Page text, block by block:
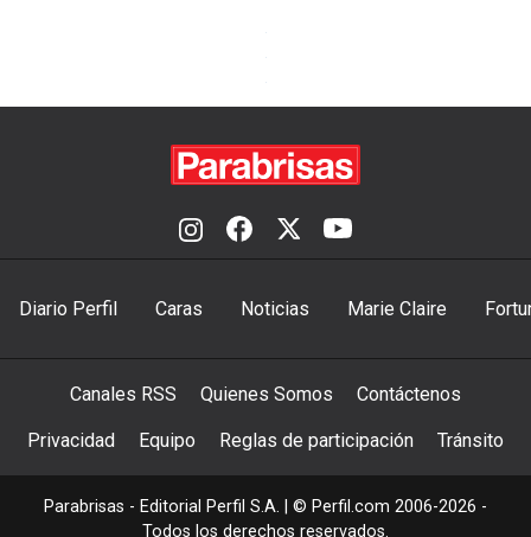
Diario Perfil Caras Noticias Marie Claire
Canales RSS Quienes Somos Contáctenos
Privacidad Equipo Reglas de participación Tránsito
Parabrisas - Editorial Perfil S.A. | © Perfil.com 2006-2026 -
Todos los derechos reservados.